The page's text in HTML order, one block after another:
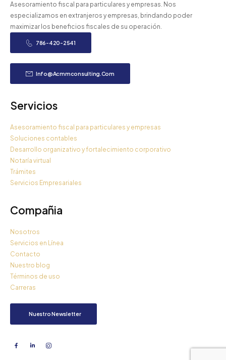
Asesoramiento fiscal para particulares y empresas. Nos
especializamos en extranjeros y empresas, brindando poder
maximizar los beneficios fiscales de su operación.
786-420-2541
Info@acmmconsulting.com
Servicios
Asesoramiento fiscal para particulares y empresas
Soluciones contables
Desarrollo organizativo y fortalecimiento corporativo
Notaría virtual
Trámites
Servicios Empresariales
Compañia
Nosotros
Servicios en Línea
Contacto
Nuestro blog
Términos de uso
Carreras
Nuestro Newsletter